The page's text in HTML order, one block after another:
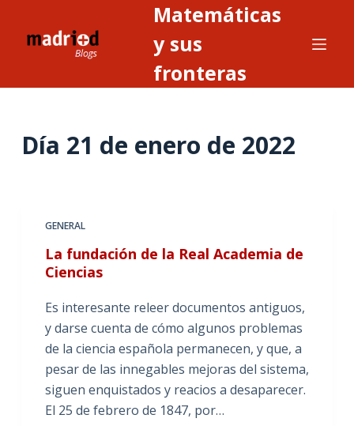
Matemáticas
y sus
fronteras
Día 21 de enero de 2022
GENERAL
La fundación de la Real Academia de
Ciencias
Es interesante releer documentos antiguos,
y darse cuenta de cómo algunos problemas
de la ciencia española permanecen, y que, a
pesar de las innegables mejoras del sistema,
siguen enquistados y reacios a desaparecer.
El 25 de febrero de 1847, por…